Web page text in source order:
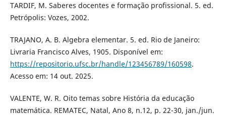
TARDIF, M. Saberes docentes e formação profissional. 5. ed.
Petrópolis: Vozes, 2002.
TRAJANO, A. B. Algebra elementar. 5. ed. Rio de Janeiro:
Livraria Francisco Alves, 1905. Disponível em:
https://repositorio.ufsc.br/handle/123456789/160598.
Acesso em: 14 out. 2025.
VALENTE, W. R. Oito temas sobre História da educação
matemática. REMATEC, Natal, Ano 8, n.12, p. 22-30, jan./jun.